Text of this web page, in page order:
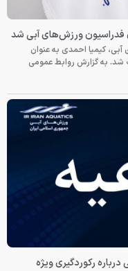
فدراسیون ورزش‌های آبی شد
کیمیا احمدی به عنوان
به گزارش روابط عمومی
رکوردگیری ویژه